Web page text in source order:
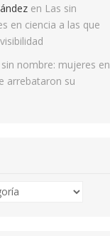
en Las sin
en ciencia a las que
sin nombre: mujeres en
arrebataron su